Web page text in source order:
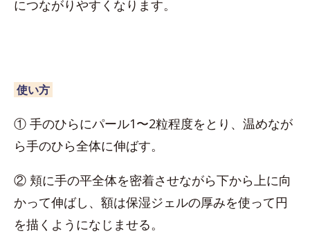
につながりやすくなります。
使い方
① 手のひらにパール1〜2粒程度をとり、温めなが
ら手のひら全体に伸ばす。
② 頬に手の平全体を密着させながら下から上に向
かって伸ばし、額は保湿ジェルの厚みを使って円
を描くようになじませる。